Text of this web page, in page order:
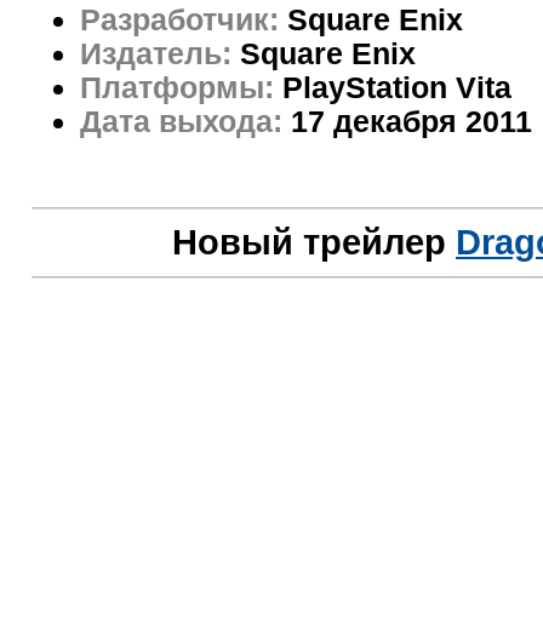
Разработчик: Square Enix
Издатель: Square Enix
Платформы: PlayStation Vita
Дата выхода: 17 декабря 2011
Новый трейлер